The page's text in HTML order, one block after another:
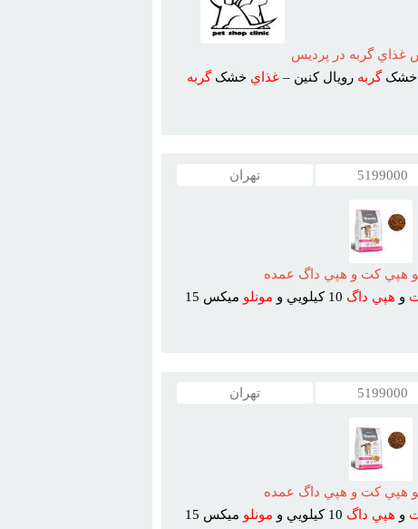
غذاي گربه در پرديس
خشکگربه رويال کنين –غذاي خشکگربه
5199000 تهران
هپي کت و هپي داگ عمده
و هپي داگ مونلو
ميکس 15
5199000 تهران
هپي کت و هپي داگ عمده
و هپي داگ مونلو ميکس 15